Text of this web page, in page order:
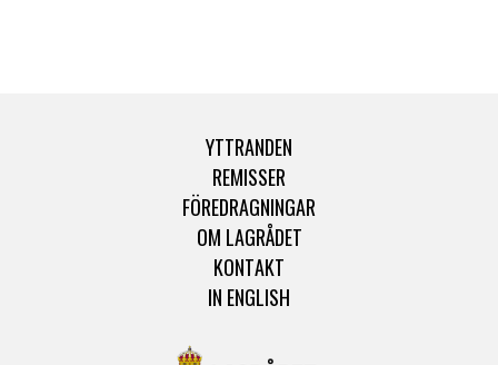
YTTRANDEN
REMISSER
FÖREDRAGNINGAR
OM LAGRÅDET
KONTAKT
IN ENGLISH